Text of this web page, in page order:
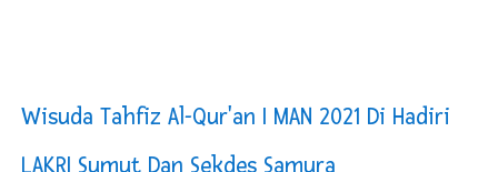
Wisuda Tahfiz Al-Qur'an I MAN 2021 Di Hadiri
LAKRI Sumut Dan Sekdes Samura